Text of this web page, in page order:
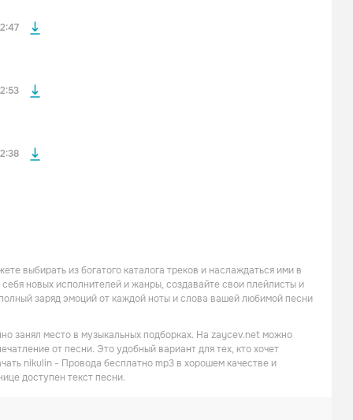
выбирать из богатого каталога треков и наслаждаться ими в
новых исполнителей и жанры, создавайте свои плейлисты и
заряд эмоций от каждой ноты и слова вашей любимой песни
занял место в музыкальных подборках. На zaycev.net можно
от песни. Это удобный вариант для тех, кто хочет
nikulin - Провода бесплатно mp3 в хорошем качестве и
доступен текст песни.